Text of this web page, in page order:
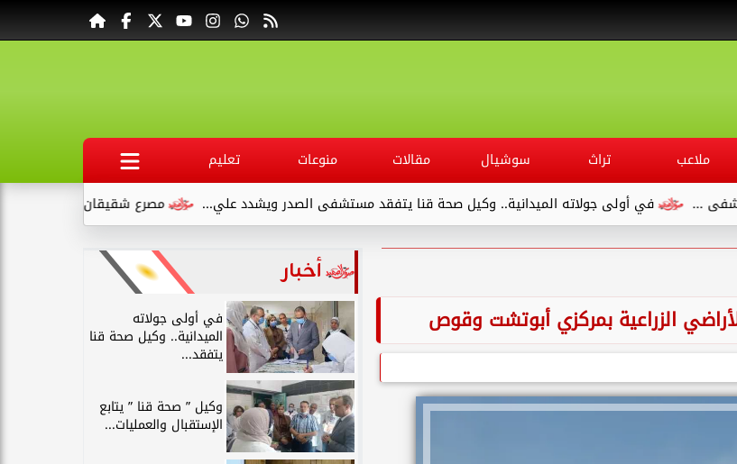
ملاعب تراث سوشيال مقالات منوعات
تعليم
مصرع شقيقان وإصابة طفلين في انقلاب سيارة
جولاته الميدانية.. وكيل صحة قنا يتفقد مستشفى الصدر ويشدد علي...
أخبار
في أولى جولاته
الميدانية.. وكيل صحة قنا
يتفقد...
وكيل ” صحة قنا ” يتابع
الإستقبال والعمليات...